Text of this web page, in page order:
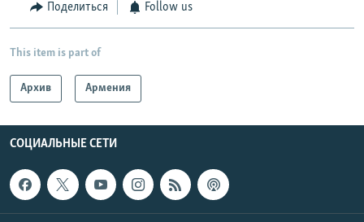
Поделиться Follow us
This item is part of
Архив Армения
СОЦИАЛЬНЫЕ СЕТИ